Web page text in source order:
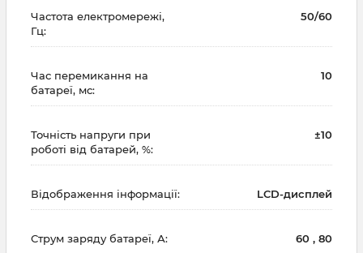
Частота електромережі,
Гц:
50/60
Час перемикання на
батареї, мс:
10
Точність напруги при
роботі від батарей, %:
±10
Відображення інформації: LCD-дисплей
Струм заряду батареї, А: 60 , 80